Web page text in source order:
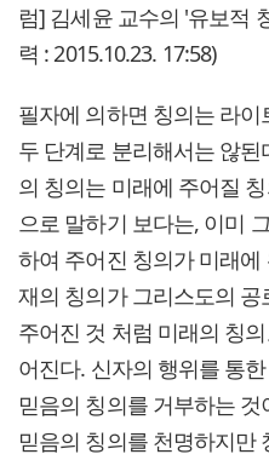
럼] 김세윤 교수의 '유보적
력 : 2015.10.23. 17:58)
필자에 의하면 칭의는 라
두 단계로 분리해서는 않
의 칭의는 미래에 주어질
으로 말하기 보다는, 이미
하여 주어진 칭의가 미래
재의 칭의가 그리스도의
주어진 것 처럼 미래의 칭
어진다. 신자의 행위를 통
믿음의 칭의를 거부하는
믿음의 칭의를 천명하지만